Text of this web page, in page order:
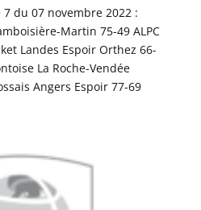
du 07 novembre 2022 :
Martin 75-49 ALPC
Landes Espoir Orthez 66-
La Roche-Vendée
Angers Espoir 77-69